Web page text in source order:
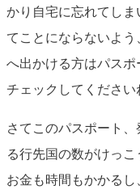
かり自宅に忘れてし
てことにならないよ
へ出かける方はパス
チェックしてください
さてこのパスポート
る行先国の数がけっ
お金も時間もかかる